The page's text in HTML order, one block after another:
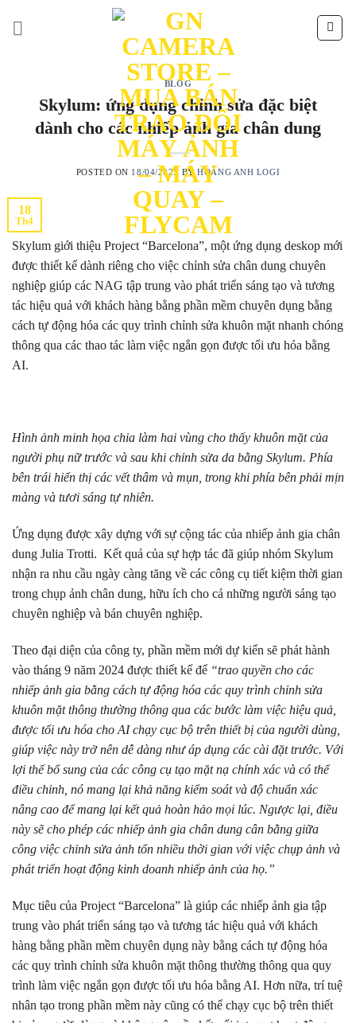
BLOG
Skylum: ứng dụng chỉnh sửa đặc biệt
dành cho các nhiếp ảnh gia chân dung
POSTED ON 18/04/2025 BYHOÀNG ANH LOGI
18
Th4
Skylum giới thiệu Project “Barcelona”, một ứng dụng deskop mới
được thiết kế dành riêng cho việc chỉnh sửa chân dung chuyên
nghiệp giúp các NAG tập trung vào phát triển sáng tạo và tương
tác hiệu quả với khách hàng bằng phần mềm chuyên dụng bằng
cách tự động hóa các quy trình chỉnh sửa khuôn mặt nhanh chóng
thông qua các thao tác làm việc ngắn gọn được tối ưu hóa bằng
AI.
Hình ảnh minh họa chia làm hai vùng cho thấy khuôn mặt của
người phụ nữ trước và sau khi chỉnh sửa da bằng Skylum. Phía
bên trái hiển thị các vết thâm và mụn, trong khi phía bên phải mịn
màng và tươi sáng tự nhiên.
Ứng dụng được xây dựng với sự cộng tác của nhiếp ảnh gia chân
dung Julia Trotti. Kết quả của sự hợp tác đã giúp nhóm Skylum
nhận ra nhu cầu ngày càng tăng về các công cụ tiết kiệm thời gian
trong chụp ảnh chân dung, hữu ích cho cả những người sáng tạo
chuyên nghiệp và bán chuyên nghiệp.
Theo đại diện của công ty, phần mềm mới dự kiến sẽ phát hành
vào tháng 9 năm 2024 được thiết kế để “trao quyền cho các
nhiếp ảnh gia bằng cách tự động hóa các quy trình chỉnh sửa
khuôn mặt thông thường thông qua các bước làm việc hiệu quả,
được tối ưu hóa cho AI chạy cục bộ trên thiết bị của người dùng,
giúp việc này trở nên dễ dàng như áp dụng các cài đặt trước. Với
lợi thế bổ sung của các công cụ tạo mặt nạ chính xác và có thể
điều chỉnh, nó mang lại khả năng kiểm soát và độ chuẩn xác
nâng cao để mang lại kết quả hoàn hảo mọi lúc. Ngược lại, điều
này sẽ cho phép các nhiếp ảnh gia chân dung cân bằng giữa
công việc chỉnh sửa ảnh tốn nhiều thời gian với việc chụp ảnh và
phát triển hoạt động kinh doanh nhiếp ảnh của họ.”
Mục tiêu của Project “Barcelona” là giúp các nhiếp ảnh gia tập
trung vào phát triển sáng tạo và tương tác hiệu quả với khách
hàng bằng phần mềm chuyên dụng này bằng cách tự động hóa
các quy trình chỉnh sửa khuôn mặt thông thường thông qua quy
trình làm việc ngắn gọn được tối ưu hóa bằng AI. Hơn nữa, trí tuệ
nhân tạo trong phần mềm này cũng có thể chạy cục bộ trên thiết